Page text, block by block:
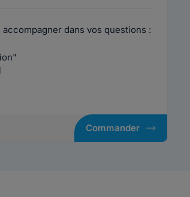
dans vos questions :
Commander